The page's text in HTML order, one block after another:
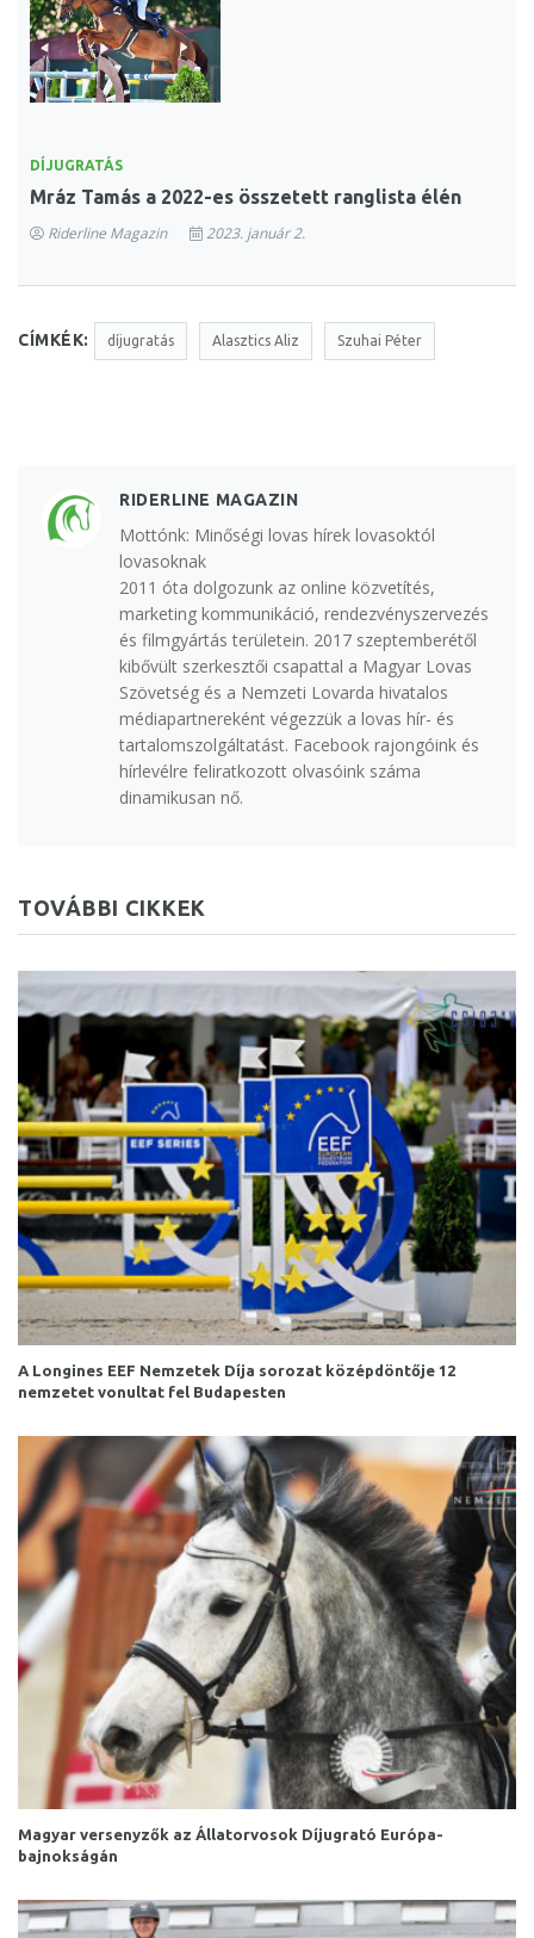
DÍJUGRATÁS
Mráz Tamás a 2022-es összetett ranglista élén
Riderline Magazin 2023. január 2.
CÍMKÉK: díjugratás Alasztics Aliz Szuhai Péter
RIDERLINE MAGAZIN
Mottónk: Minőségi lovas hírek lovasoktól
lovasoknak
2011 óta dolgozunk az online közvetítés,
marketing kommunikáció, rendezvényszervezés
és filmgyártás területein. 2017 szeptemberétől
kibővült szerkesztői csapattal a Magyar Lovas
Szövetség és a Nemzeti Lovarda hivatalos
médiapartnereként végezzük a lovas hír- és
tartalomszolgáltatást. Facebook rajongóink és
hírlevélre feliratkozott olvasóink száma
dinamikusan nő.
TOVÁBBI CIKKEK
A Longines EEF Nemzetek Díja sorozat középdöntője 12
nemzetet vonultat fel Budapesten
Magyar versenyzők az Állatorvosok Díjugrató Európa-
bajnokságán